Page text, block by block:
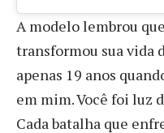
A modelo lembrou
transformou sua vida
apenas 19 anos
em mim. Você foi luz
Cada batalha que